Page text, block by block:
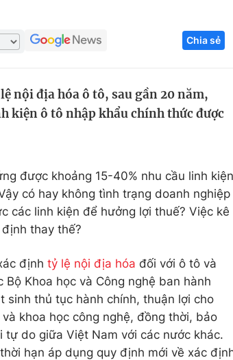
dục
trực tuyến
Công nghệ
Sản phẩm
Chia sẻ
nội địa hóa ô tô, sau gần 20 năm,
kiện ô tô nhập khẩu chính thức được
được khoảng 15-40% nhu cầu linh kiện
có hay không tình trạng doanh nghiệp
các linh kiện để hưởng lợi thuế? Việc kê
thay thế?
định tỷ lệ nội địa hóa đối với ô tô và
Khoa học và Công nghệ ban hành
sinh thủ tục hành chính, thuận lợi cho
khoa học công nghệ, đồng thời, bảo
do giữa Việt Nam với các nước khác.
hạn áp dụng quy định mới về xác